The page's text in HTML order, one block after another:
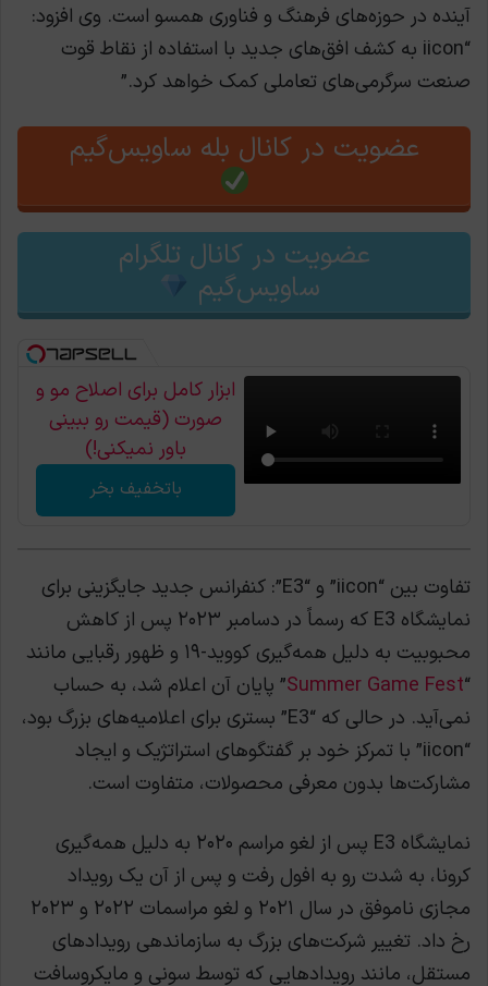
آینده در حوزه‌های فرهنگ و فناوری همسو است. وی افزود:
“iicon به کشف افق‌های جدید با استفاده از نقاط قوت
صنعت سرگرمی‌های تعاملی کمک خواهد کرد.”
عضویت در کانال بله ساویس‌گیم
عضویت در کانال تلگرام
ساویس‌گیم
ابزار کامل برای اصلاح مو و
صورت (قیمت رو ببینی
باور نمیکنی!)
باتخفیف بخر
تفاوت بین “iicon” و “E3”: کنفرانس جدید جایگزینی برای
نمایشگاه E3 که رسماً در دسامبر ۲۰۲۳ پس از کاهش
محبوبیت به دلیل همه‌گیری کووید-۱۹ و ظهور رقبایی مانند
“
Summer Game Fest” پایان آن اعلام شد، به حساب
نمی‌آید. در حالی که “E3” بستری برای اعلامیه‌های بزرگ بود،
“iicon” با تمرکز خود بر گفتگوهای استراتژیک و ایجاد
مشارکت‌ها بدون معرفی محصولات، متفاوت است.
نمایشگاه E3 پس از لغو مراسم ۲۰۲۰ به دلیل همه‌گیری
کرونا، به شدت رو به افول رفت و پس از آن یک رویداد
مجازی ناموفق در سال ۲۰۲۱ و لغو مراسمات ۲۰۲۲ و ۲۰۲۳
رخ داد. تغییر شرکت‌های بزرگ به سازماندهی رویدادهای
مستقل، مانند رویدادهایی که توسط سونی و مایکروسافت